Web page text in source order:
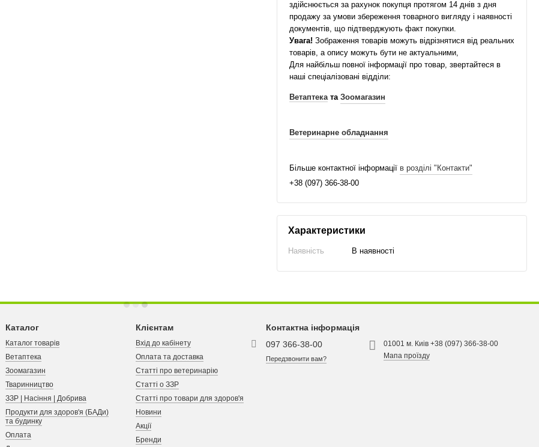
здійснюється за рахунок покупця протягом 14 днів з дня
продажу за умови збереження товарного вигляду і наявності
документів, що підтверджують факт покупки.
Увага! Зображення товарів можуть відрізнятися від реальних
товарів, а опису можуть бути не актуальними,
Для найбільш повної інформації про товар, звертайтеся в
наші спеціалізовані відділи:
Ветаптеката Зоомагазин
Ветеринарне обладнання
Більше контактної інформації в розділі "Контакти"
+38 (097) 366-38-00
Характеристики
Наявність В наявності
Каталог
Каталог товарів
Ветаптека
Зоомагазин
Тваринництво
ЗЗР | Насіння | Добрива
Продукти для здоров'я (БАДи)
та будинку
Оплата
Клієнтам
Вхід до кабінету
Оплата та доставка
Статті про ветеринарію
Статті о ЗЗР
Статті про товари для здоров'я
Новини
Акції
Бренди
Контактна інформація
097 366-38-00
Передзвонити вам?
01001 м. Киів +38 (097) 366-38-00
Мапа проїзду